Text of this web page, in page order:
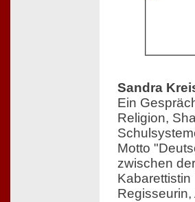
Sandra
Ein
Religion,
Motto
zwischen
Regisseurin,